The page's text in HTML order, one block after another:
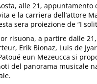
alle 21,
e la carriera dell’attore
sera proiezione de “I
risuona, a partire dalle
Erik Bionaz, Luis de
eun Mezeucca si
del panorama musicale